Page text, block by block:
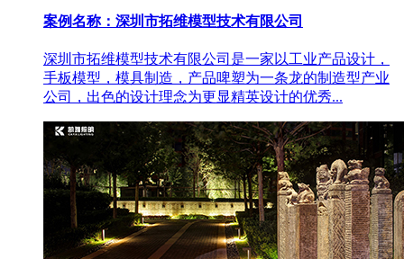
案例名称：深圳市拓维模型技术有限公司
深圳市拓维模型技术有限公司是一家以工业产品设计，
手板模型，模具制造，产品啤塑为一条龙的制造型产业
公司，出色的设计理念为更显精英设计的优秀...